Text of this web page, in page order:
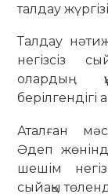
талдау
Талдау
негізсіз
олардың
берілгендігі
Аталған
Әдеп
шешім
сыйақы